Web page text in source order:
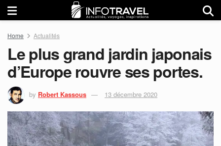
Home Actualités
Le plus grand jardin japonais
d’Europe rouvre ses portes.
by Robert Kassous 13 décembre 2020